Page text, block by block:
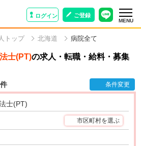
ログイン ご登録
MENU
トップ 北海道 病院全て
士(PT)の求人・転職・給料・募集
条件変更
士(PT)
市区町村を選ぶ